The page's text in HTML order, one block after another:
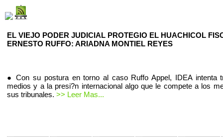
EL VIEJO PODER JUDICIAL PROTEGIO EL HUACHICOL
ERNESTO RUFFO: ARIADNA MONTIEL REYES
● Con su postura en torno al caso Ruffo Appel, IDEA intenta
medios y a la presi?n internacional algo que le compete a los
sus tribunales. >> Leer Mas...